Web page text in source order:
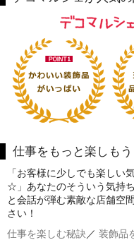
仕事をもっと楽しもう
「お客様に少しでも楽しい
☆」あなたのそういう気持
と会話が弾む素敵な店舗空
さい！
仕事を楽しむ秘訣／ 装飾品